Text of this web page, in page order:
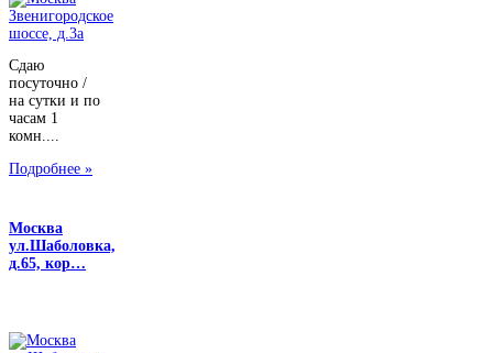
Сдаю
посуточно /
на сутки и по
часам 1
комн....
Подробнее »
Москва
ул.Шаболовка,
д.65, кор…